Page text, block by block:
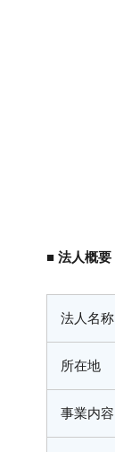
■ 法人概要
法人名称
所在地
事業内容